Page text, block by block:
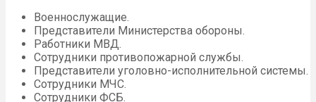
Военнослужащие.
Представители Министерства обороны.
Работники МВД.
Сотрудники противопожарной службы.
Представители уголовно-исполнительной системы.
Сотрудники МЧС.
Сотрудники ФСБ.